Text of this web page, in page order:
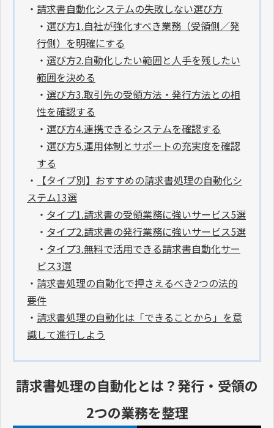
・ 請求書自動化システムの失敗しない選び方
・ 選び方1.自社が強化すべき業務（受領側／発
行側）を明確にする
・ 選び方2.自動化したい範囲と人手を残したい
範囲を決める
・ 選び方3.取引先の受領方法・発行方法との相
性を確認する
・ 選び方4.連携できるシステムを確認する
・ 選び方5.運用体制とサポートの充実度を確認
する
・
【タイプ別】おすすめの請求書処理の自動化シ
ステム13選
・ タイプ1.請求書の受領業務に強いサービス5選
・ タイプ2.請求書の発行業務に強いサービス5選
・ タイプ3.無料で活用できる請求書自動化サー
ビス3選
・ 請求書処理の自動化で押さえるべき2つの法的
要件
・ 請求書処理の自動化は「できることから」を意
識して進行しよう
請求書処理の自動化とは？発行・受領の
2つの業務を整理